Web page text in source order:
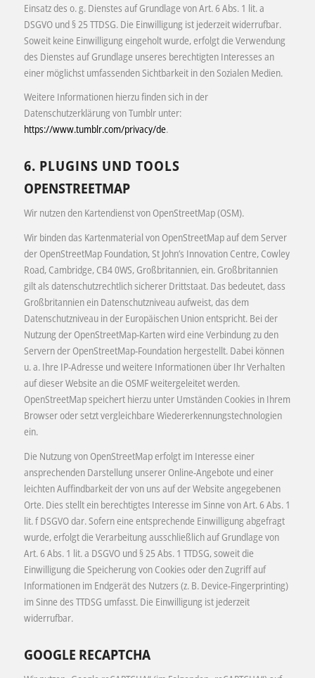
Einsatz des o. g. Dienstes auf Grundlage von Art. 6 Abs. 1 lit. a
DSGVO und § 25 TTDSG. Die Einwilligung ist jederzeit widerrufbar.
Soweit keine Einwilligung eingeholt wurde, erfolgt die Verwendung
des Dienstes auf Grundlage unseres berechtigten Interesses an
einer möglichst umfassenden Sichtbarkeit in den Sozialen Medien.
Weitere Informationen hierzu finden sich in der
Datenschutzerklärung von Tumblr unter:
https://www.tumblr.com/privacy/de.
6. PLUGINS UND TOOLS
OPENSTREETMAP
Wir nutzen den Kartendienst von OpenStreetMap (OSM).
Wir binden das Kartenmaterial von OpenStreetMap auf dem Server
der OpenStreetMap Foundation, St John’s Innovation Centre, Cowley
Road, Cambridge, CB4 0WS, Großbritannien, ein. Großbritannien
gilt als datenschutzrechtlich sicherer Drittstaat. Das bedeutet, dass
Großbritannien ein Datenschutzniveau aufweist, das dem
Datenschutzniveau in der Europäischen Union entspricht. Bei der
Nutzung der OpenStreetMap-Karten wird eine Verbindung zu den
Servern der OpenStreetMap-Foundation hergestellt. Dabei können
u. a. Ihre IP-Adresse und weitere Informationen über Ihr Verhalten
auf dieser Website an die OSMF weitergeleitet werden.
OpenStreetMap speichert hierzu unter Umständen Cookies in Ihrem
Browser oder setzt vergleichbare Wiedererkennungstechnologien
ein.
Die Nutzung von OpenStreetMap erfolgt im Interesse einer
ansprechenden Darstellung unserer Online-Angebote und einer
leichten Auffindbarkeit der von uns auf der Website angegebenen
Orte. Dies stellt ein berechtigtes Interesse im Sinne von Art. 6 Abs. 1
lit. f DSGVO dar. Sofern eine entsprechende Einwilligung abgefragt
wurde, erfolgt die Verarbeitung ausschließlich auf Grundlage von
Art. 6 Abs. 1 lit. a DSGVO und § 25 Abs. 1 TTDSG, soweit die
Einwilligung die Speicherung von Cookies oder den Zugriff auf
Informationen im Endgerät des Nutzers (z. B. Device-Fingerprinting)
im Sinne des TTDSG umfasst. Die Einwilligung ist jederzeit
widerrufbar.
GOOGLE RECAPTCHA